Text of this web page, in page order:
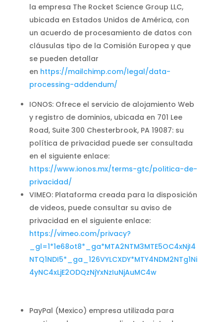
la empresa The Rocket Science Group LLC,
ubicada en Estados Unidos de América, con
un acuerdo de procesamiento de datos con
cláusulas tipo de la Comisión Europea y que
se pueden detallar
en https://mailchimp.com/legal/data-
processing-addendum/
IONOS: Ofrece el servicio de alojamiento Web
y registro de dominios, ubicada en 701 Lee
Road, Suite 300 Chesterbrook, PA 19087: su
política de privacidad puede ser consultada
en el siguiente enlace:
https://www.ionos.mx/terms-gtc/politica-de-
privacidad/
VIMEO: Plataforma creada para la disposición
de videos, puede consultar su aviso de
privacidad en el siguiente enlace:
https://vimeo.com/privacy?
_gl=1*1e68ot8*_ga*MTA2NTM3MTE5OC4xNjI4
NTQ1NDI5*_ga_126VYLCXDY*MTY4NDM2NTg1Ni
4yNC4xLjE2ODQzNjYxNzIuNjAuMC4w
PayPal (Mexico) empresa utilizada para